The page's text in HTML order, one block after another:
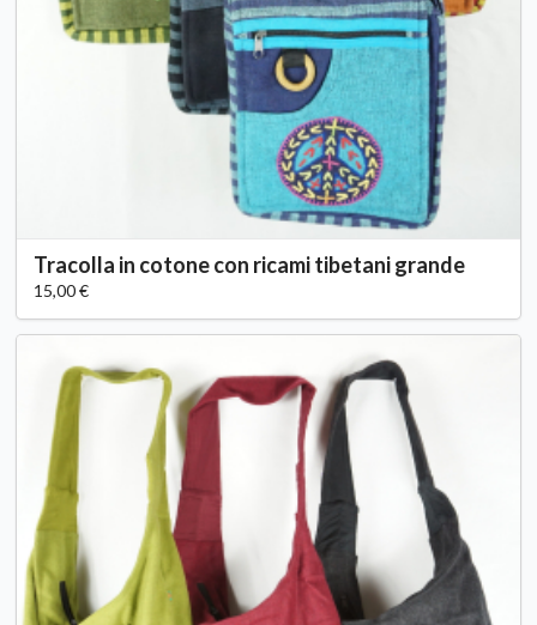
Tracolla in cotone con ricami tibetani grande
15,00 €